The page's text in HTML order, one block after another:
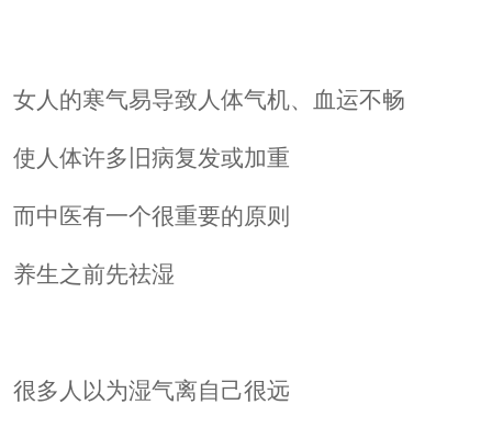
女人的寒气易导致人体气机、血运不畅
使人体许多旧病复发或加重
而中医有一个很重要的原则
养生之前先祛湿
很多人以为湿气离自己很远